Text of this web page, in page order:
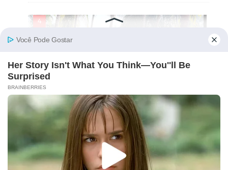
Cuca Roseta Mostra-se Abençoada E Fãs
Vão À Beira Da Loucura